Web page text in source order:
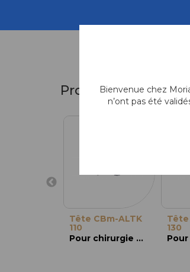
Produits similaires
Tête CBm-ALTK
110
Pour chirurgie DSAEK et ALTK
Tête
130
Bienvenue chez
n’ont pas été